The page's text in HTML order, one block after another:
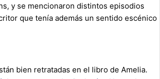
y se mencionaron distintos episodios
que tenía además un sentido escénico
bien retratadas en el libro de Amelia.